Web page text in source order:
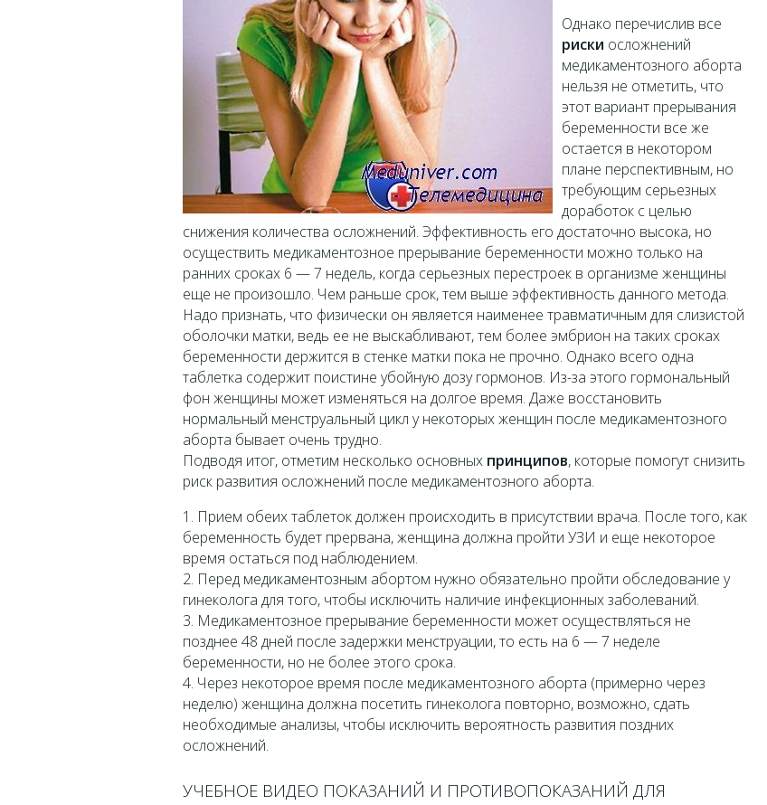
Однако перечислив все
риски осложнений
медикаментозного аборта
нельзя не отметить, что
этот вариант прерывания
беременности все же
остается в некотором
плане перспективным, но
требующим серьезных
доработок с целью
снижения количества осложнений. Эффективность его достаточно высока, но
осуществить медикаментозное прерывание беременности можно только на
ранних сроках 6 — 7 недель, когда серьезных перестроек в организме женщины
еще не произошло. Чем раньше срок, тем выше эффективность данного метода.
Надо признать, что физически он является наименее травматичным для слизистой
оболочки матки, ведь ее не выскабливают, тем более эмбрион на таких сроках
беременности держится в стенке матки пока не прочно. Однако всего одна
таблетка содержит поистине убойную дозу гормонов. Из-за этого гормональный
фон женщины может изменяться на долгое время. Даже восстановить
нормальный менструальный цикл у некоторых женщин после медикаментозного
аборта бывает очень трудно.
Подводя итог, отметим несколько основных принципов, которые помогут снизить
риск развития осложнений после медикаментозного аборта.
1. Прием обеих таблеток должен происходить в присутствии врача. После того, как
беременность будет прервана, женщина должна пройти УЗИ и еще некоторое
время остаться под наблюдением.
2. Перед медикаментозным абортом нужно обязательно пройти обследование у
гинеколога для того, чтобы исключить наличие инфекционных заболеваний.
3. Медикаментозное прерывание беременности может осуществляться не
позднее 48 дней после задержки менструации, то есть на 6 — 7 неделе
беременности, но не более этого срока.
4. Через некоторое время после медикаментозного аборта (примерно через
неделю) женщина должна посетить гинеколога повторно, возможно, сдать
необходимые анализы, чтобы исключить вероятность развития поздних
осложнений.
УЧЕБНОЕ ВИДЕО ПОКАЗАНИЙ И ПРОТИВОПОКАЗАНИЙ ДЛЯ